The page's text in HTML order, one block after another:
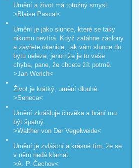
Umění a život má totožný smysl.
>Blaise Pascal<
Umění je jako slunce, které se taky
nikomu nevtírá. Když zatáhne záclony
a zavřete okenice, tak vám slunce do
bytu neleze, jenomže je to vaše
chyba, pane, že chcete žít potmě.
>Jan Werich<
Život je krátký, umění dlouhé.
>Seneca<
Umění zkrášluje člověka a brání mu
být špatný.
>Walther von Der Vegelweide<
Umění je zvláštní a krásné tím, že se
v něm nedá klamat.
>A. P. Čechov<